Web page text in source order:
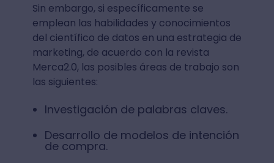
Sin embargo, si específicamente se
emplean las habilidades y conocimientos
del científico de datos en una estrategia de
marketing, de acuerdo con la revista
Merca2.0, las posibles áreas de trabajo son
las siguientes:
Investigación de palabras claves.
Desarrollo de modelos de intención
de compra.